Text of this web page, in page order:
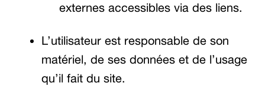
externes accessibles via des liens.
L’utilisateur est responsable de son
matériel, de ses données et de l’usage
qu’il fait du site.